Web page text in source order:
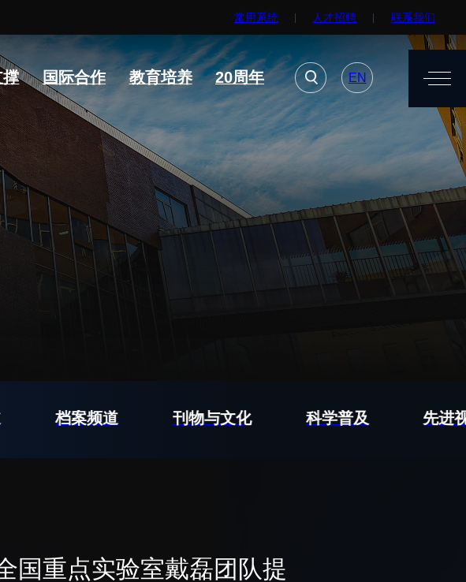
常用系统 人才招聘 联系我们
撑 国际合作 教育培养 20周年 EN
常用系统 人才招聘 联系我们
科研进展
科研诚信与伦理委员会
实验动物管理
分析测试中心
实验室建设与管理
生物安全管理
要闻播报
科研进展
综合新闻
合作交流
学术活动
传承和弘扬科学家精神
深圳先进电子材料国际创新研究院
档案频道 刊物与文化 科学普及 先进
国重点实验室戴磊团队提